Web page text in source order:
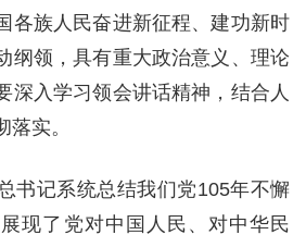
各族人民奋进新征程、建功新时
纲领，具有重大政治意义、理论
深入学习领会讲话精神，结合人
实。
书记系统总结我们党105年不懈
现了党对中国人民、对中华民